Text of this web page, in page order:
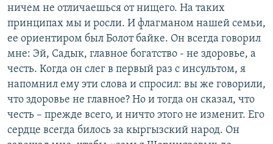
ничем не отличаешься от нищего. На таких
принципах мы и росли. И флагманом нашей семьи,
ее ориентиром был Болот байке. Он всегда говорил
мне: Эй, Садык, главное богатство - не здоровье, а
честь. Когда он слег в первый раз с инсультом, я
напомнил ему эти слова и спросил: вы же говорили,
что здоровье не главное? Но и тогда он сказал, что
честь – прежде всего, и ничто этого не изменит. Его
сердце всегда билось за кыргызский народ. Он